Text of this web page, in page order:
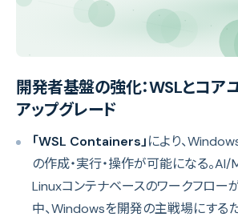
開発者基盤の強化：WSLとコア
アップグレード
「WSL Containers」により、
の作成・実行・操作が可能になる。
Linuxコンテナベースのワークフロー
中、Windowsを開発の主戦場にする